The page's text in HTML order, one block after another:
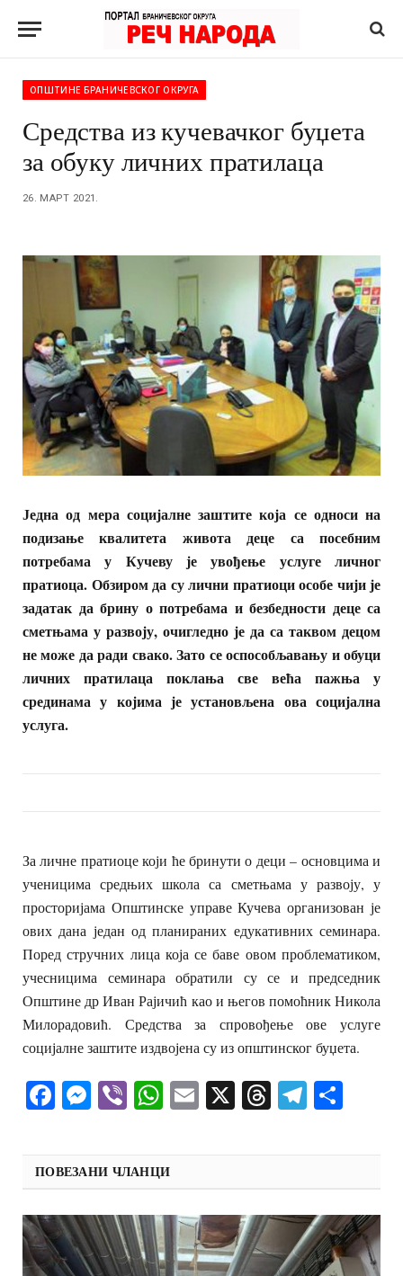
ОПШТИНЕ БРАНИЧЕВСКОГ ОКРУГА
Средства из кучевачког буџета
за обуку личних пратилаца
26. МАРТ 2021.
Једна од мера социјалне заштите која се односи на
подизање квалитета живота деце са посебним
потребама у Кучеву је увођење услуге личног
пратиоца. Обзиром да су лични пратиоци особе чији је
задатак да брину о потребама и безбедности деце са
сметњама у развоју, очигледно је да са таквом децом
не може да ради свако. Зато се оспособљавању и обуци
личних пратилаца поклања све већа пажња у
срединама у којима је установљена ова социјална
услуга.
За личне пратиоце који ће бринути о деци – основцима и
ученицима средњих школа са сметњама у развоју, у
просторијама Општинске управе Кучева организован је
ових дана један од планираних едукативних семинара.
Поред стручних лица која се баве овом проблематиком,
учесницима семинара обратили су се и председник
Општине др Иван Рајичић као и његов помоћник Никола
Милорадовић. Средства за спровођење ове услуге
социјалне заштите издвојена су из општинског буџета.
Facebook
Messenger
ViberWhatsApp
Email
X Threads
ПОВЕЗАНИ ЧЛАНЦИ